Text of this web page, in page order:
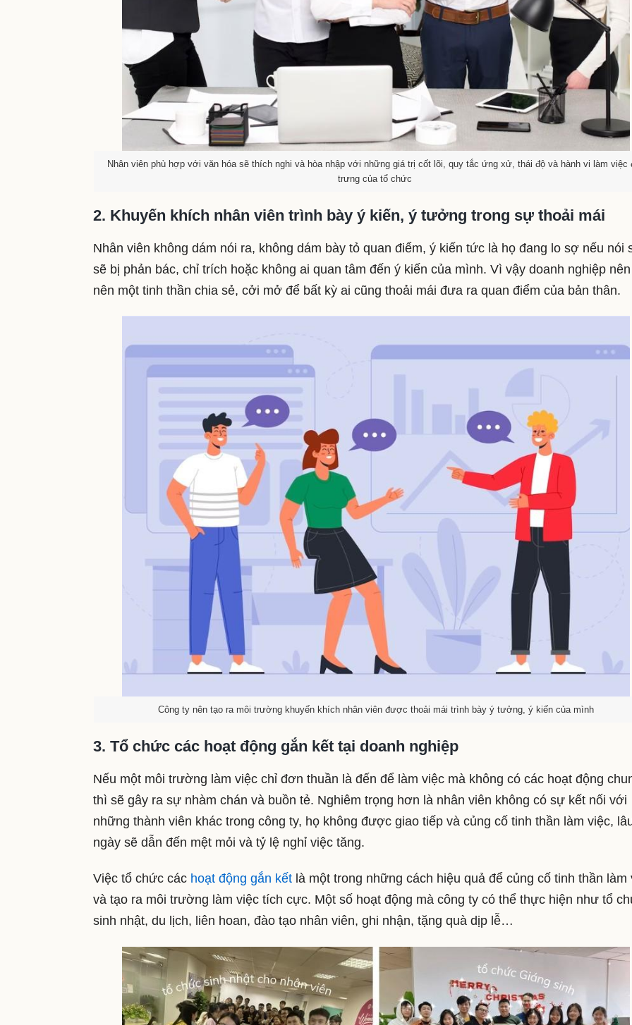
Nhân viên phù hợp với văn hóa sẽ thích nghi và hòa nhập với những giá trị cốt lõi, quy tắc ứng xử, thái độ và hành vi làm việc
trưng của tổ chức
2. Khuyến khích nhân viên trình bày ý kiến, ý tưởng trong sự thoải mái
Nhân viên không dám nói ra, không dám bày tỏ quan điểm, ý kiến tức là họ đang lo sợ nếu nói
sẽ bị phản bác, chỉ trích hoặc không ai quan tâm đến ý kiến của mình. Vì vậy doanh nghiệp
nên một tinh thần chia sẻ, cởi mở để bất kỳ ai cũng thoải mái đưa ra quan điểm của bản thân.
Công ty nên tạo ra môi trường khuyến khích nhân viên được thoải mái trình bày ý tưởng, ý kiến của mình
3. Tổ chức các hoạt động gắn kết tại doanh nghiệp
Nếu một môi trường làm việc chỉ đơn thuần là đến để làm việc mà không có các hoạt động
thì sẽ gây ra sự nhàm chán và buồn tẻ. Nghiêm trọng hơn là nhân viên không có sự kết nối với
những thành viên khác trong công ty, họ không được giao tiếp và củng cố tinh thần làm việc,
ngày sẽ dẫn đến mệt mỏi và tỷ lệ nghỉ việc tăng.
Việc tổ chức các hoạt động gắn kết là một trong những cách hiệu quả để củng cố tinh thần làm
và tạo ra môi trường làm việc tích cực. Một số hoạt động mà công ty có thể thực hiện như tổ
sinh nhật, du lịch, liên hoan, đào tạo nhân viên, ghi nhận, tặng quà dịp lễ…